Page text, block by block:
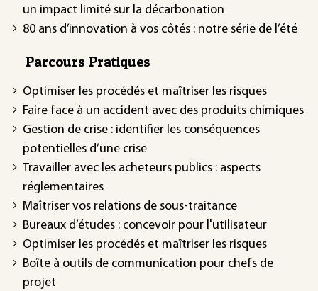
un impact limité sur la décarbonation
80 ans d’innovation à vos côtés : notre série de l’été
Parcours Pratiques
Optimiser les procédés et maîtriser les risques
Faire face à un accident avec des produits chimiques
Gestion de crise : identifier les conséquences
potentielles d’une crise
Travailler avec les acheteurs publics : aspects
réglementaires
Maîtriser vos relations de sous-traitance
Bureaux d’études : concevoir pour l'utilisateur
Optimiser les procédés et maîtriser les risques
Boîte à outils de communication pour chefs de
projet